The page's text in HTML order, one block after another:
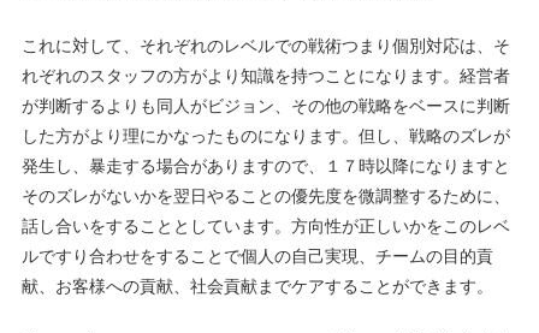
これに対して、それぞれのレベルでの戦術つまり個別対応は、そ
れぞれのスタッフの方がより知識を持つことになります。経営者
が判断するよりも同人がビジョン、その他の戦略をベースに判断
した方がより理にかなったものになります。但し、戦略のズレが
発生し、暴走する場合がありますので、１７時以降になりますと
そのズレがないかを翌日やることの優先度を微調整するために、
話し合いをすることとしています。方向性が正しいかをこのレベ
ルですり合わせをすることで個人の自己実現、チームの目的貢
献、お客様への貢献、社会貢献までケアすることができます。